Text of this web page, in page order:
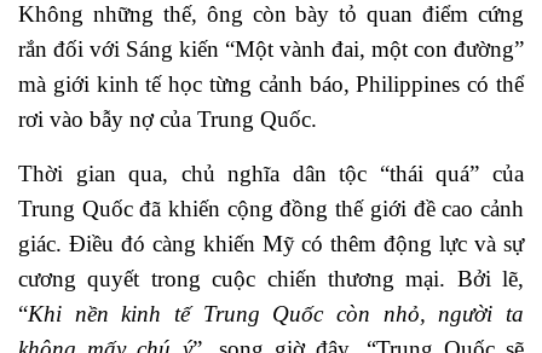
Không những thế, ông còn bày tỏ quan điểm cứng
rắn đối với Sáng kiến “Một vành đai, một con đường”
mà giới kinh tế học từng cảnh báo, Philippines có thể
rơi vào bẫy nợ của Trung Quốc.
Thời gian qua, chủ nghĩa dân tộc “thái quá” của
Trung Quốc đã khiến cộng đồng thế giới đề cao cảnh
giác. Điều đó càng khiến Mỹ có thêm động lực và sự
cương quyết trong cuộc chiến thương mại. Bởi lẽ,
“Khi nền kinh tế Trung Quốc còn nhỏ, người ta